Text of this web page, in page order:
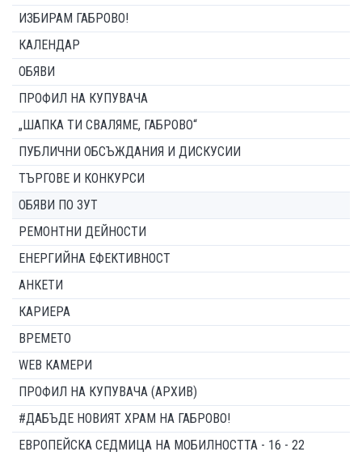
ИЗБИРАМ ГАБРОВО!
КАЛЕНДАР
ОБЯВИ
ПРОФИЛ НА КУПУВАЧА
„ШАПКА ТИ СВАЛЯМЕ, ГАБРОВО“
ПУБЛИЧНИ ОБСЪЖДАНИЯ И ДИСКУСИИ
ТЪРГОВЕ И КОНКУРСИ
ОБЯВИ ПО ЗУТ
РЕМОНТНИ ДЕЙНОСТИ
ЕНЕРГИЙНА ЕФЕКТИВНОСТ
АНКЕТИ
КАРИЕРА
ВРЕМЕТО
WEB КАМЕРИ
ПРОФИЛ НА КУПУВАЧА (АРХИВ)
#ДАБЪДЕ НОВИЯТ ХРАМ НА ГАБРОВО!
ЕВРОПЕЙСКА СЕДМИЦА НА МОБИЛНОСТТА - 16 - 22